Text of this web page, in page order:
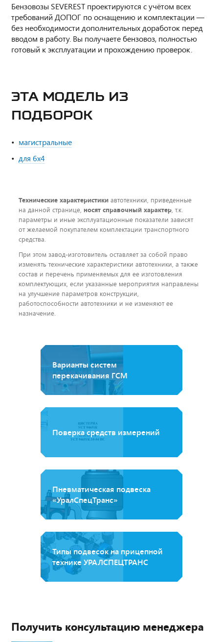
Бензовозы SEVEREST проектируются с учётом всех
требований ДОПОГ по оснащению и комплектации —
без необходимости дополнительных доработок перед
вводом в работу. Вы получаете бензовоз, полностью
готовый к эксплуатации и прохождению проверок.
ЭТА МОДЕЛЬ ИЗ
ПОДБОРОК
магистральные
для 6x4
Технические характеристики автотехники, приведенные
на данной странице, носят справочный характер, т.к.
параметры и иные эксплуатационные показатели зависят
от желаемой покупателем комплектации транспортного
средства.
При этом завод-изготовитель оставляет за собой право
изменять технические характеристики автотехники, а также
состав и перечень применяемых для ее изготовления
комплектующих, если указанные мероприятия направлены
на улучшение параметров конструкции,
работоспособности автотехники и не изменяют ее
назначение.
Варианты систем
перекачивания ГСМ
Поверка средств измерений
Пневматическая подвеска
«УралСпецТранс»
Типы подвесок на прицепной
технике УРАЛСПЕЦТРАНС
Получить консультацию менеджера